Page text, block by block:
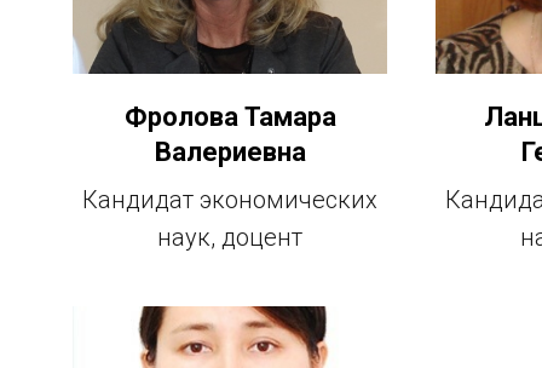
Фролова Тамара
Валериевна
Кандидат экономических
наук, доцент